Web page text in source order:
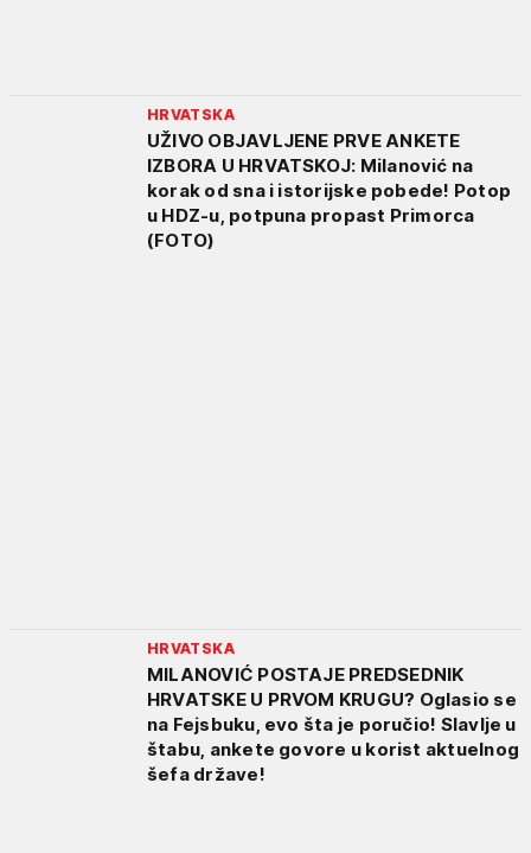
HRVATSKA
UŽIVO OBJAVLJENE PRVE ANKETE
IZBORA U HRVATSKOJ: Milanović na
korak od sna i istorijske pobede! Potop
u HDZ-u, potpuna propast Primorca
(FOTO)
HRVATSKA
MILANOVIĆ POSTAJE PREDSEDNIK
HRVATSKE U PRVOM KRUGU? Oglasio se
na Fejsbuku, evo šta je poručio! Slavlje u
štabu, ankete govore u korist aktuelnog
šefa države!